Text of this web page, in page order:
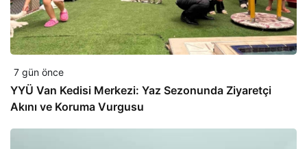
7 gün önce
YYÜ Van Kedisi Merkezi: Yaz Sezonunda Ziyaretçi
Akını ve Koruma Vurgusu